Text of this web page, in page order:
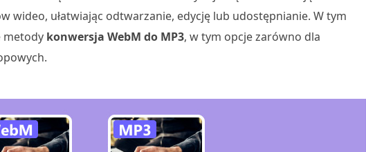
wideo, ułatwiając odtwarzanie, edycję lub udostępnianie. W tym
metody konwersja WebM do MP3, w tym opcje zarówno dla